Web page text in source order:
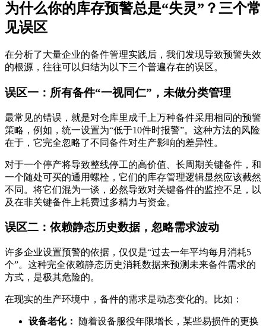
为什么你的库存预警总是“失灵”？三个常
见误区
在分析了大量企业的备件管理实践后，我们发现导致预警失效
的根源，往往可以归结为以下三个普遍存在的误区。
误区一：所有备件“一视同仁”，未做分类管理
最常见的错误，就是对仓库里成千上万种备件采用相同的预警
策略，例如，统一设置为“低于10件时报警”。这种方法的风险
在于，它完全忽略了不同备件对生产影响的差异性。
对于一个停产将导致整线停工的高价值、长周期关键备件，和
一个随处可买的通用螺栓，它们的库存管理逻辑显然应该截然
不同。将它们混为一谈，必然导致对关键备件的监控不足，以
及在非关键备件上耗费过多精力与资金。
误区二：依赖静态历史数据，忽略需求波动
许多企业设置预警的依据，仅仅是“过去一年平均每月消耗5
个”。这种完全依赖静态历史消耗数据来预测未来备件需求的
方式，是极其危险的。
在现实的生产环境中，备件的需求是动态变化的。比如：
设备老化：
随着设备服役年限增长，某些易损件的更换